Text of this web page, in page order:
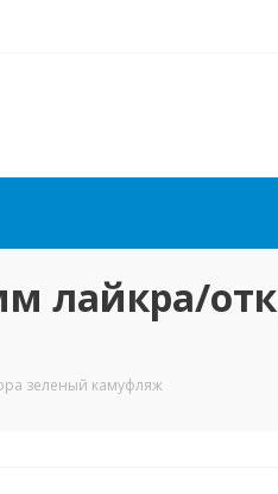
лайкра/
зеленый камуфляж